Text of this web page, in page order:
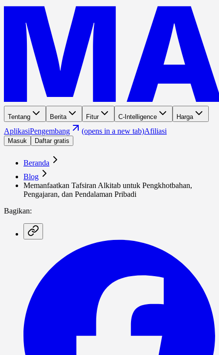
Tentang Berita Fitur C-Intelligence Harga
AplikasiPengembang (opens in a new tab)Afiliasi
Masuk Daftar gratis
Beranda
Blog
Memanfaatkan Tafsiran Alkitab untuk Pengkhotbahan,
Pengajaran, dan Pendalaman Pribadi
Bagikan: